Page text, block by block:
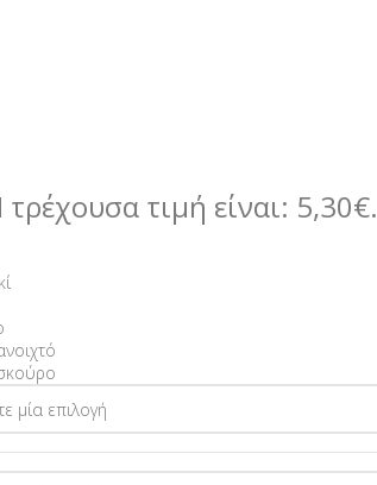
τρέχουσα τιμή είναι: 5,30€.